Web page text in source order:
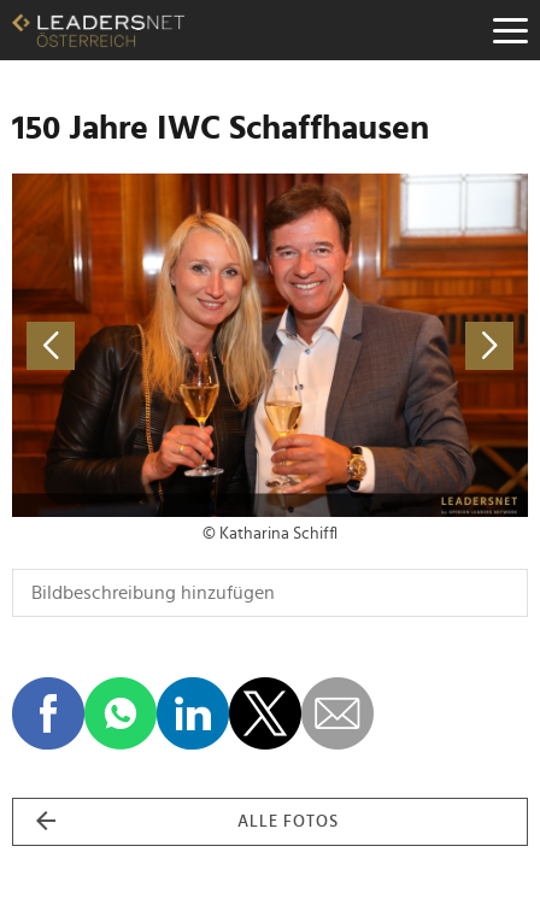
Zum
Inhalt
Zur
Navigation
Zur
Hauptnavigation
150 Jahre IWC Schaffhausen
© Katharina Schiffl
ALLE FOTOS